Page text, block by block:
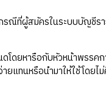
ณีที่ผู้สมัครในระบบบัญชีร
โดยหารือกับหัวหน้าพรร
แทนหรือนำมาให้ใช้โดย